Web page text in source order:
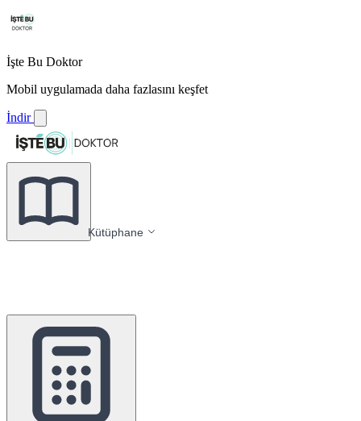
İşte Bu Doktor
Mobil uygulamada daha fazlasını keşfet
İndir
Kütüphane